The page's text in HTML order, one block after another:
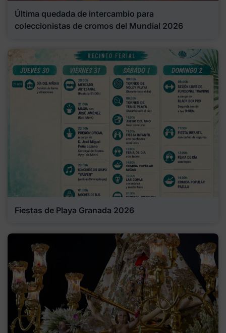
Última quedada de intercambio para
coleccionistas de cromos del Mundial 2026
Fiestas de Playa Granada 2026